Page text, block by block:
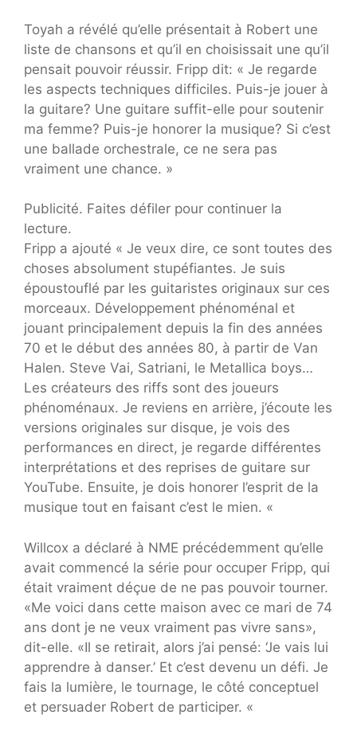
Toyah a révélé qu’elle présentait à Robert une
liste de chansons et qu’il en choisissait une qu’il
pensait pouvoir réussir. Fripp dit: « Je regarde
les aspects techniques difficiles. Puis-je jouer à
la guitare? Une guitare suffit-elle pour soutenir
ma femme? Puis-je honorer la musique? Si c’est
une ballade orchestrale, ce ne sera pas
vraiment une chance. »
Publicité. Faites défiler pour continuer la
lecture.
Fripp a ajouté « Je veux dire, ce sont toutes des
choses absolument stupéfiantes. Je suis
époustouflé par les guitaristes originaux sur ces
morceaux. Développement phénoménal et
jouant principalement depuis la fin des années
70 et le début des années 80, à partir de Van
Halen. Steve Vai, Satriani, le Metallica boys…
Les créateurs des riffs sont des joueurs
phénoménaux. Je reviens en arrière, j’écoute les
versions originales sur disque, je vois des
performances en direct, je regarde différentes
interprétations et des reprises de guitare sur
YouTube. Ensuite, je dois honorer l’esprit de la
musique tout en faisant c’est le mien. «
Willcox a déclaré à NME précédemment qu’elle
avait commencé la série pour occuper Fripp, qui
était vraiment déçue de ne pas pouvoir tourner.
«Me voici dans cette maison avec ce mari de 74
ans dont je ne veux vraiment pas vivre sans»,
dit-elle. «Il se retirait, alors j’ai pensé: ‘Je vais lui
apprendre à danser.’ Et c’est devenu un défi. Je
fais la lumière, le tournage, le côté conceptuel
et persuader Robert de participer. «